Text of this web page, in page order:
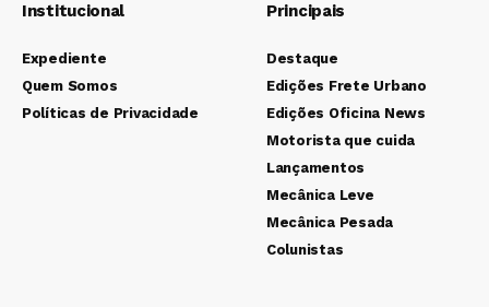
Institucional
Expediente
Quem Somos
Políticas de Privacidade
Principais
Destaque
Edições Frete Urbano
Edições Oficina News
Motorista que cuida
Lançamentos
Mecânica Leve
Mecânica Pesada
Colunistas